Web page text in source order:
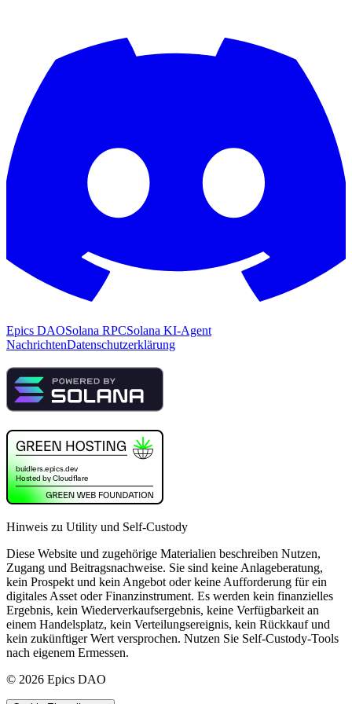
Epics DAOSolana RPCSolana KI-Agent
NachrichtenDatenschutzerklärung
Hinweis zu Utility und Self-Custody
Diese Website und zugehörige Materialien beschreiben Nutzen,
Zugang und Beitragsnachweise. Sie sind keine Anlageberatung,
kein Prospekt und kein Angebot oder keine Aufforderung für ein
digitales Asset oder Finanzinstrument. Es werden kein finanzielles
Ergebnis, kein Wiederverkaufsergebnis, keine Verfügbarkeit an
einem Handelsplatz, kein Verteilungsereignis, kein Rückkauf und
kein zukünftiger Wert versprochen. Nutzen Sie Self-Custody-Tools
nach eigenem Ermessen.
© 2026 Epics DAO